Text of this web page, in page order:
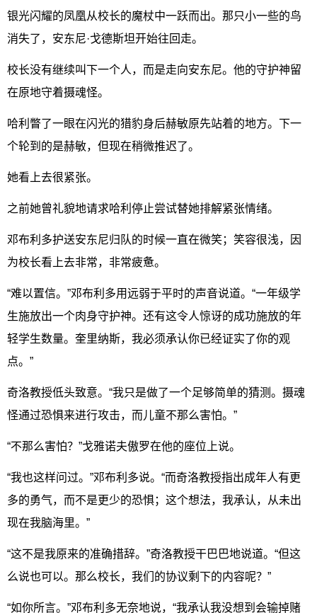
银光闪耀的凤凰从校长的魔杖中一跃而出。那只小一些的鸟
消失了，安东尼·戈德斯坦开始往回走。
校长没有继续叫下一个人，而是走向安东尼。他的守护神留
在原地守着摄魂怪。
哈利瞥了一眼在闪光的猎豹身后赫敏原先站着的地方。下一
个轮到的是赫敏，但现在稍微推迟了。
她看上去很紧张。
之前她曾礼貌地请求哈利停止尝试替她排解紧张情绪。
邓布利多护送安东尼归队的时候一直在微笑；笑容很浅，因
为校长看上去非常，非常疲惫。
“难以置信。”邓布利多用远弱于平时的声音说道。“一年级学
生施放出一个肉身守护神。还有这令人惊讶的成功施放的年
轻学生数量。奎里纳斯，我必须承认你已经证实了你的观
点。”
奇洛教授低头致意。“我只是做了一个足够简单的猜测。摄魂
怪通过恐惧来进行攻击，而儿童不那么害怕。”
“不那么害怕？”戈雅诺夫傲罗在他的座位上说。
“我也这样问过。”邓布利多说。“而奇洛教授指出成年人有更
多的勇气，而不是更少的恐惧；这个想法，我承认，从未出
现在我脑海里。”
“这不是我原来的准确措辞。”奇洛教授干巴巴地说道。“但这
么说也可以。那么校长，我们的协议剩下的内容呢？”
“如你所言。”邓布利多无奈地说，“我承认我没想到会输掉赌